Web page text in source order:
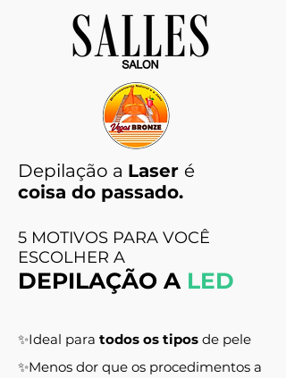
Depilação a Laser é
coisa do passado.
5 MOTIVOS PARA VOCÊ
ESCOLHER A ​
DEPILAÇÃO A LED
✨Ideal para todos os tipos de pele
✨Menos dor que os procedimentos a